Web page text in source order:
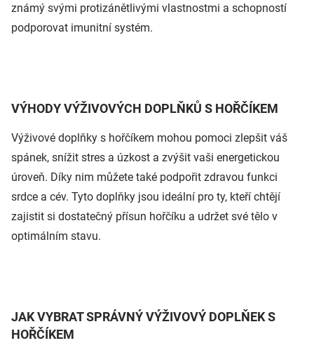
známý svými protizánětlivými vlastnostmi a schopností
podporovat imunitní systém.
VÝHODY VÝŽIVOVÝCH DOPLŇKŮ S HOŘČÍKEM
Výživové doplňky s hořčíkem mohou pomoci zlepšit váš
spánek, snížit stres a úzkost a zvýšit vaši energetickou
úroveň. Díky nim můžete také podpořit zdravou funkci
srdce a cév. Tyto doplňky jsou ideální pro ty, kteří chtějí
zajistit si dostatečný přísun hořčíku a udržet své tělo v
optimálním stavu.
JAK VYBRAT SPRÁVNÝ VÝŽIVOVÝ DOPLŇEK S
HOŘČÍKEM